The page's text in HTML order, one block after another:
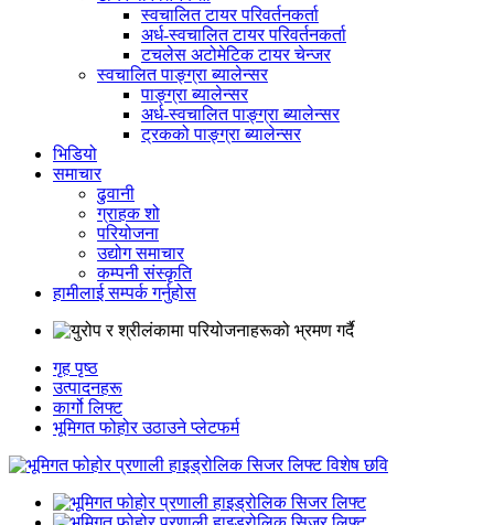
स्वचालित टायर परिवर्तनकर्ता
अर्ध-स्वचालित टायर परिवर्तनकर्ता
टचलेस अटोमेटिक टायर चेन्जर
स्वचालित पाङ्ग्रा ब्यालेन्सर
पाङ्ग्रा ब्यालेन्सर
अर्ध-स्वचालित पाङ्ग्रा ब्यालेन्सर
ट्रकको पाङ्ग्रा ब्यालेन्सर
भिडियो
समाचार
ढुवानी
ग्राहक शो
परियोजना
उद्योग समाचार
कम्पनी संस्कृति
हामीलाई सम्पर्क गर्नुहोस
गृह पृष्ठ
उत्पादनहरू
कार्गो लिफ्ट
भूमिगत फोहोर उठाउने प्लेटफर्म